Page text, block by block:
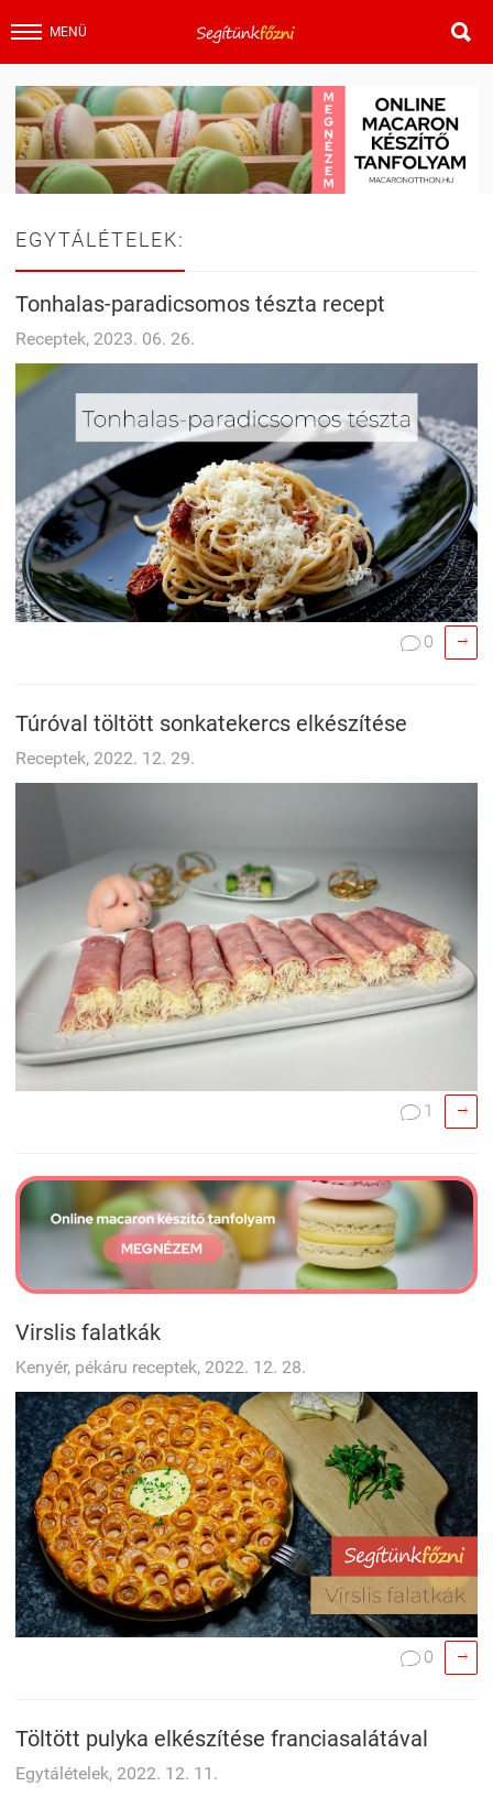
MENÜ 
EGYTÁLÉTELEK:
Tonhalas-paradicsomos tészta recept
Receptek, 2023. 06. 26.
 0 
Túróval töltött sonkatekercs elkészítése
Receptek, 2022. 12. 29.
 1 
Virslis falatkák
Kenyér, pékáru receptek, 2022. 12. 28.
 0 
Töltött pulyka elkészítése franciasalátával
Egytálételek, 2022. 12. 11.